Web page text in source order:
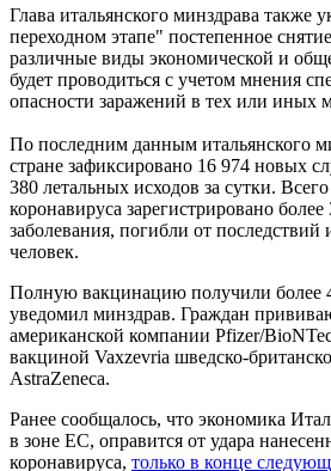
Глава итальянского минздрава также
переходном этапе" постепенное
различные виды экономической и
будет проводиться с учетом мнения
опасности заражений в тех или иных
По последним данным итальянского
стране зафиксировано 16 974 новых
380 летальных исходов за сутки.
коронавируса зарегистрировано
заболевания, погибли от
человек.
Полную вакцинацию получили более
уведомил минздрав. Граждан
американской компании Pfizer/
вакциной Vaxzevria шведско-
AstraZeneca.
Ранее сообщалось, что экономика
в зоне ЕС, оправится от удара
коронавируса, только в конце